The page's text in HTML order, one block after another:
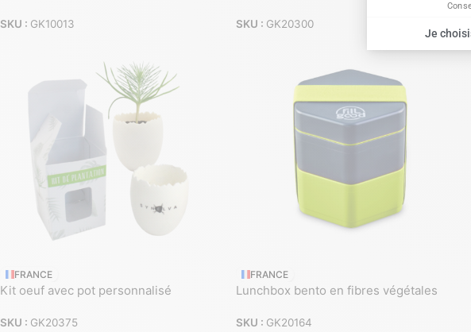
SKU : GK10013 SKU : GK20300
FRANCE
Kit oeuf avec pot personnalisé
SKU : GK20375
FRANCE
Lunchbox bento en fibres végétales
SKU : GK20164